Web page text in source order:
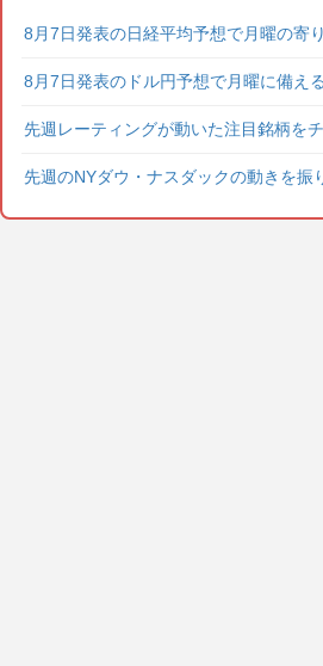
8月7日発表の日経平均予想で月曜の寄
8月7日発表のドル円予想で月曜に備える
先週レーティングが動いた注目銘柄を
先週のNYダウ・ナスダックの動きを振